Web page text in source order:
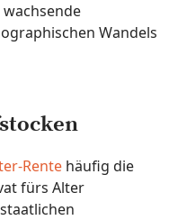
Wandels
Rente häufig die
fürs Alter